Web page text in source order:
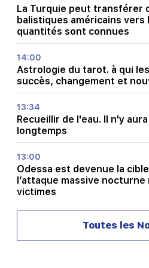
La Turquie peut transférer
balistiques américains vers
quantités sont connues
14:00
Astrologie du tarot. à qui
succès, changement et
13:34
Recueillir de l'eau. Il n'y
longtemps
13:00
Odessa est devenue la
l’attaque massive nocturne
victimes
Quelle est la situation sur
et à Lars ?
Toutes les